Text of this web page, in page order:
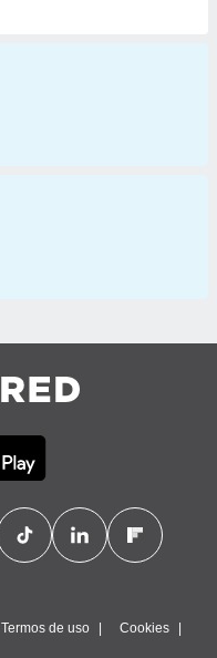
Termos de uso Cookies